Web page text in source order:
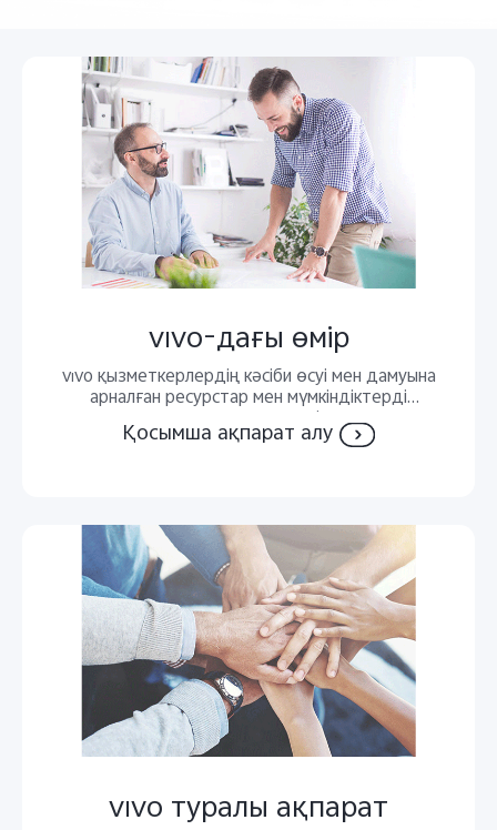
vivo-дағы өмір
vivo қызметкерлердің кәсіби өсуі мен дамуына
арналған ресурстар мен мүмкіндіктерді
қамтамасыз етеді.
Қосымша ақпарат алу
vivo туралы ақпарат